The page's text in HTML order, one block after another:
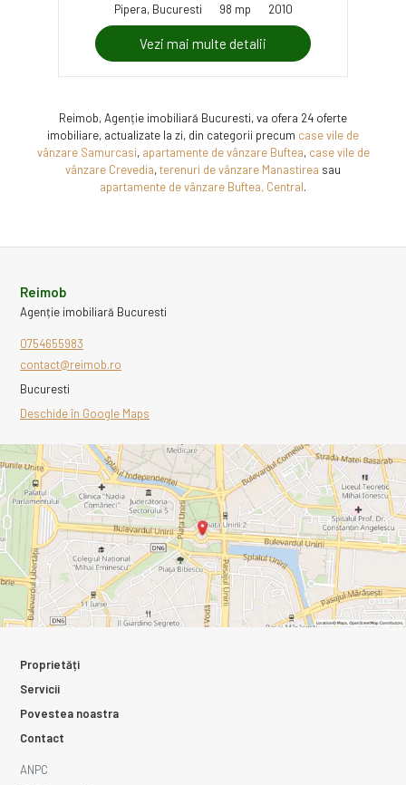
Pipera, Bucuresti
98 mp 2010
Vezi mai multe detalii
Reimob, Agenție imobiliară Bucuresti, va ofera 24 oferte
imobiliare, actualizate la zi, din categorii precum case vile de
vânzare Samurcasi, apartamente de vânzare Buftea, case vile de
vânzare Crevedia,terenuri de vânzare Manastirea sau
apartamente de vânzare Buftea, Central.
Reimob
Agenție imobiliară Bucuresti
0754655983
contact@reimob.ro
Bucuresti
Deschide în Google Maps
Proprietăți
Servicii
Povestea noastra
Contact
ANPC